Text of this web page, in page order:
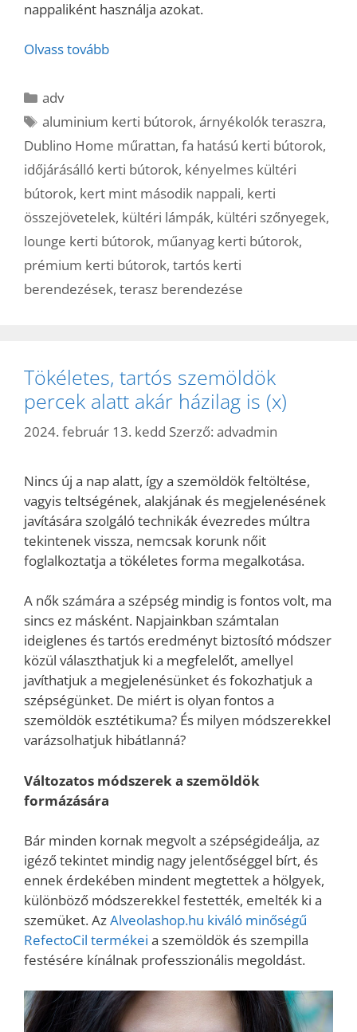
nappaliként használja azokat.
Olvass tovább
Kategória
adv
Címkék
aluminium kerti bútorok,árnyékolók teraszra,
Dublino Home műrattan, fa hatású kerti bútorok,
időjárásálló kerti bútorok, kényelmes kültéri
bútorok, kert mint második nappali, kerti
összejövetelek, kültéri lámpák, kültéri szőnyegek,
lounge kerti bútorok, műanyag kerti bútorok,
prémium kerti bútorok, tartós kerti
berendezések, terasz berendezése
Tökéletes, tartós szemöldök
percek alatt akár házilag is (x)
2024. február 13. kedd Szerző: advadmin
Nincs új a nap alatt, így a szemöldök feltöltése,
vagyis teltségének, alakjának és megjelenésének
javítására szolgáló technikák évezredes múltra
tekintenek vissza, nemcsak korunk nőit
foglalkoztatja a tökéletes forma megalkotása.
A nők számára a szépség mindig is fontos volt, ma
sincs ez másként. Napjainkban számtalan
ideiglenes és tartós eredményt biztosító módszer
közül választhatjuk ki a megfelelőt, amellyel
javíthatjuk a megjelenésünket és fokozhatjuk a
szépségünket. De miért is olyan fontos a
szemöldök esztétikuma? És milyen módszerekkel
varázsolhatjuk hibátlanná?
Változatos módszerek a szemöldök
formázására
Bár minden kornak megvolt a szépségideálja, az
igéző tekintet mindig nagy jelentőséggel bírt, és
ennek érdekében mindent megtettek a hölgyek,
különböző módszerekkel festették, emelték ki a
szemüket. AzAlveolashop.hu kiváló minőségű
RefectoCil termékei a szemöldök és szempilla
festésére kínálnak professzionális megoldást.